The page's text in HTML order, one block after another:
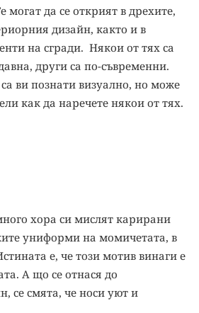
могат да се открият в дрехите,
дизайн, както и в
на сгради. Някои от тях са
други са по-съвременни.
ви познати визуално, но може
как да наречете някои от тях.
хора си мислят карирани
униформи на момичетата, в
е, че този мотив винаги е
А що се отнася до
се смята, че носи уют и